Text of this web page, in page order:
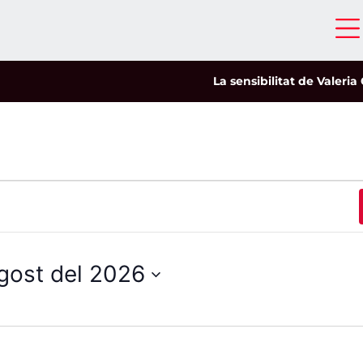
La sensibilitat de Valeria Castro
del 2026